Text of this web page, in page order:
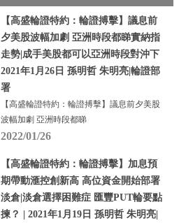
【高盛輪證特約：輪證搏擊】議息前
夕美股波幅加劇 亞洲時段都睇實納指
走勢|成手美股都可以亞洲時段對沖下
2021年1月26日 孫明哲 朱明亮|輪證部
署
【高盛輪證特約：輪證搏擊】議息前夕美股
波幅加劇 亞洲時段都睇
2022/01/26
【高盛輪證特約：輪證搏擊】加息預
期帶動滙控創新高 高位資金開始部署
淡倉|淡倉選擇困難症 匯豐PUT輪要點
揀？ | 2021年1月19日 孫明哲 朱明亮|